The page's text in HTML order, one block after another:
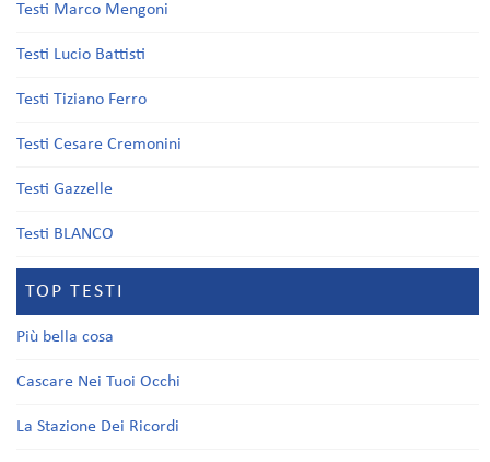
Testi Marco Mengoni
Testi Lucio Battisti
Testi Tiziano Ferro
Testi Cesare Cremonini
Testi Gazzelle
Testi BLANCO
TOP TESTI
Più bella cosa
Cascare Nei Tuoi Occhi
La Stazione Dei Ricordi